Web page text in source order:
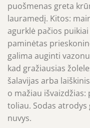
puošmenas greta
lauramedį. Kitos:
agurklė pačios
paminėtas
galima auginti
kad gražiausias
šalavijas arba
o mažiau
toliau. Sodas atrodys
nuvys.